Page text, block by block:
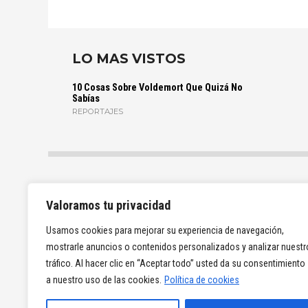
Valoramos tu privacidad
Usamos cookies para mejorar su experiencia de navegación,
mostrarle anuncios o contenidos personalizados y analizar
tráfico. Al hacer clic en “Aceptar todo” usted da su consentimiento
a nuestro uso de las cookies.
Política de cookies
LO MAS VISTOS
10 Cosas Sobre Voldemort Que Quizá No
Sabías
REPORTAJES